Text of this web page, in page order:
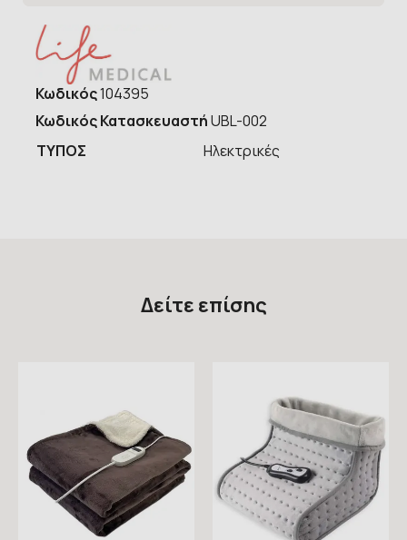
Κωδικός104395
Κωδικός ΚατασκευαστήUBL-002
ΤΥΠOΣ
Ηλεκτρικές
Δείτε επίσης